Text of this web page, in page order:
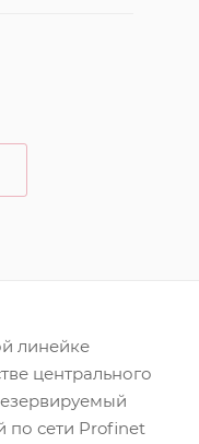
линейке
центрального
по сети Profinet